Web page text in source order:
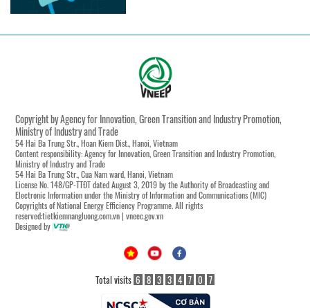
Copyright by Agency for Innovation, Green Transition and Industry Promotion,
Ministry of Industry and Trade
54 Hai Ba Trung Str., Hoan Kiem Dist., Hanoi, Vietnam
Content responsibility: Agency for Innovation, Green Transition and Industry Promotion,
Ministry of Industry and Trade
54 Hai Ba Trung Str., Cua Nam ward, Hanoi, Vietnam
License No. 148/GP-TTĐT dated August 3, 2019 by the Authority of Broadcasting and
Electronic Information under the Ministry of Information and Communications (MIC)
Copyrights of National Energy Efficiency Programme. All rights
reserved:tietkiemnangluong.com.vn | vneec.gov.vn
Designed by
Total visits 6 8 3 3 4 7 0 7